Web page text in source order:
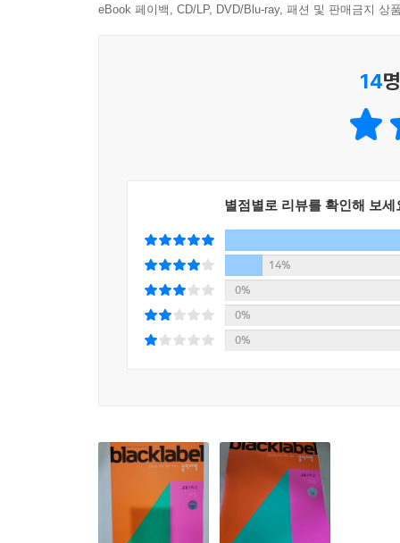
eBook 페이백, CD/LP, DVD/Blu-ray, 패션 및 판매금지 상
14
별점별로 리뷰를 확인해 보세
14%
0%
0%
0%